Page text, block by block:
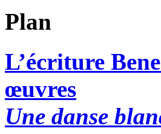
Plan
L’écriture
œuvres
Une danse